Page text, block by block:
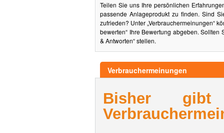
Teilen Sie uns Ihre persönlichen
passende Anlageprodukt zu finden. Sind
zufrieden? Unter „Verbrauchermeinungen“
bewerten“ Ihre Bewertung abgeben.
& Antworten“ stellen.
Verbrauchermeinungen
Bisher